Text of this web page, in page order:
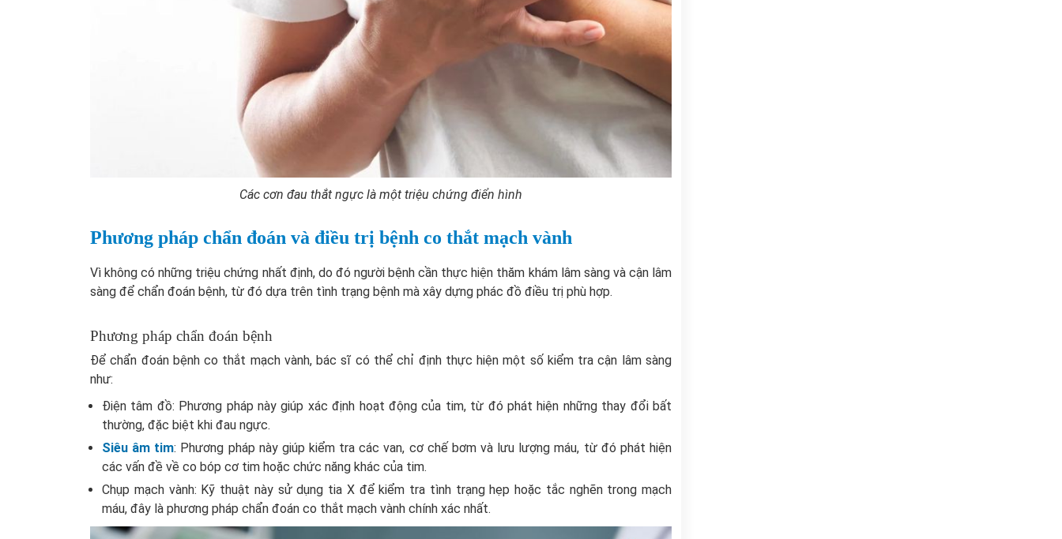
Các cơn đau thắt ngực là một triệu chứng điển hình
Phương pháp chẩn đoán và điều trị bệnh co thắt mạch vành
Vì không có những triệu chứng nhất định, do đó người bệnh cần thực hiện thăm khám lâm sàng và cận lâm
sàng để chẩn đoán bệnh, từ đó dựa trên tình trạng bệnh mà xây dựng phác đồ điều trị phù hợp.
Phương pháp chẩn đoán bệnh
Để chẩn đoán bệnh co thắt mạch vành, bác sĩ có thể chỉ định thực hiện một số kiểm tra cận lâm sàng
như:
Điện tâm đồ: Phương pháp này giúp xác định hoạt động của tim, từ đó phát hiện những thay đổi bất
thường, đặc biệt khi đau ngực.
Siêu âm tim: Phương pháp này giúp kiểm tra các van, cơ chế bơm và lưu lượng máu, từ đó phát hiện
các vấn đề về co bóp cơ tim hoặc chức năng khác của tim.
Chụp mạch vành: Kỹ thuật này sử dụng tia X để kiểm tra tình trạng hẹp hoặc tắc nghẽn trong mạch
máu, đây là phương pháp chẩn đoán co thắt mạch vành chính xác nhất.